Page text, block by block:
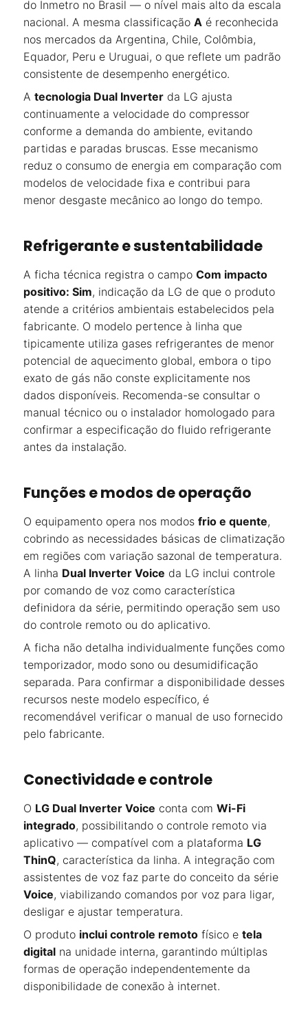
do Inmetro no Brasil — o nível mais alto da escala
nacional. A mesma classificação A é reconhecida
nos mercados da Argentina, Chile, Colômbia,
Equador, Peru e Uruguai, o que reflete um padrão
consistente de desempenho energético.
A tecnologia Dual Inverter da LG ajusta
continuamente a velocidade do compressor
conforme a demanda do ambiente, evitando
partidas e paradas bruscas. Esse mecanismo
reduz o consumo de energia em comparação com
modelos de velocidade fixa e contribui para
menor desgaste mecânico ao longo do tempo.
Refrigerante e sustentabilidade
A ficha técnica registra o campo Com impacto
positivo: Sim, indicação da LG de que o produto
atende a critérios ambientais estabelecidos pela
fabricante. O modelo pertence à linha que
tipicamente utiliza gases refrigerantes de menor
potencial de aquecimento global, embora o tipo
exato de gás não conste explicitamente nos
dados disponíveis. Recomenda-se consultar o
manual técnico ou o instalador homologado para
confirmar a especificação do fluido refrigerante
antes da instalação.
Funções e modos de operação
O equipamento opera nos modos frio e quente,
cobrindo as necessidades básicas de climatização
em regiões com variação sazonal de temperatura.
A linha Dual Inverter Voice da LG inclui controle
por comando de voz como característica
definidora da série, permitindo operação sem uso
do controle remoto ou do aplicativo.
A ficha não detalha individualmente funções como
temporizador, modo sono ou desumidificação
separada. Para confirmar a disponibilidade desses
recursos neste modelo específico, é
recomendável verificar o manual de uso fornecido
pelo fabricante.
Conectividade e controle
O LG Dual Inverter Voice conta com Wi-Fi
integrado, possibilitando o controle remoto via
aplicativo — compatível com a plataforma LG
ThinQ, característica da linha. A integração com
assistentes de voz faz parte do conceito da série
Voice, viabilizando comandos por voz para ligar,
desligar e ajustar temperatura.
O produto inclui controle remoto físico e tela
digital na unidade interna, garantindo múltiplas
formas de operação independentemente da
disponibilidade de conexão à internet.